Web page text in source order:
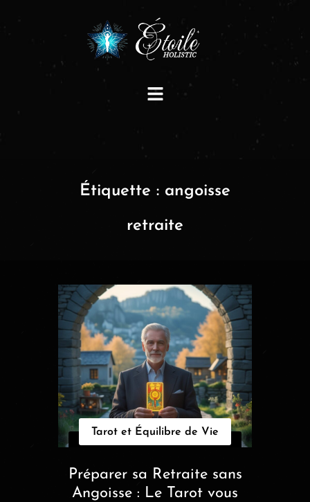
Étiquette : angoisse
retraite
Tarot et Équilibre de Vie
Préparer sa Retraite sans
Angoisse : Le Tarot vous